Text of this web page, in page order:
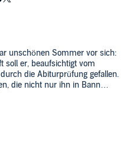
unschönen Sommer vor sich:
soll er, beaufsichtigt vom
die Abiturprüfung gefallen.
die nicht nur ihn in Bann
Management & Verlags GmbH